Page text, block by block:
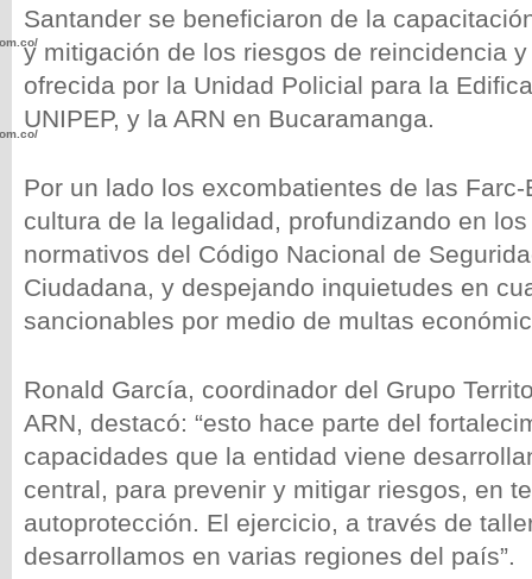
Santander se beneficiaron de la
y mitigación de los riesgos de reincidencia y
ofrecida por la Unidad Policial para la
UNIPEP, y la ARN en Bucaramanga.
Por un lado los excombatientes de las
cultura de la legalidad, profundizando en
normativos del Código Nacional de
Ciudadana, y despejando inquietudes en
sancionables por medio de multas
Ronald García, coordinador del Grupo
ARN, destacó: “esto hace parte del
capacidades que la entidad viene
central, para prevenir y mitigar riesgos, en
autoprotección. El ejercicio, a través de
desarrollamos en varias regiones del país”.
wp-
wp-
wp-
wp-